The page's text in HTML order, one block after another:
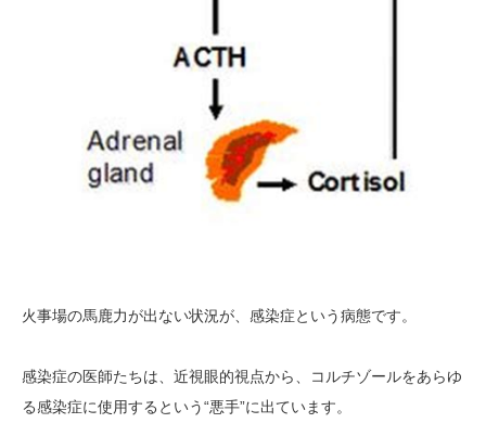
火事場の馬鹿力が出ない状況が、感染症という病態です。
感染症の医師たちは、近視眼的視点から、コルチゾールをあらゆ
る感染症に使用するという“悪手”に出ています。